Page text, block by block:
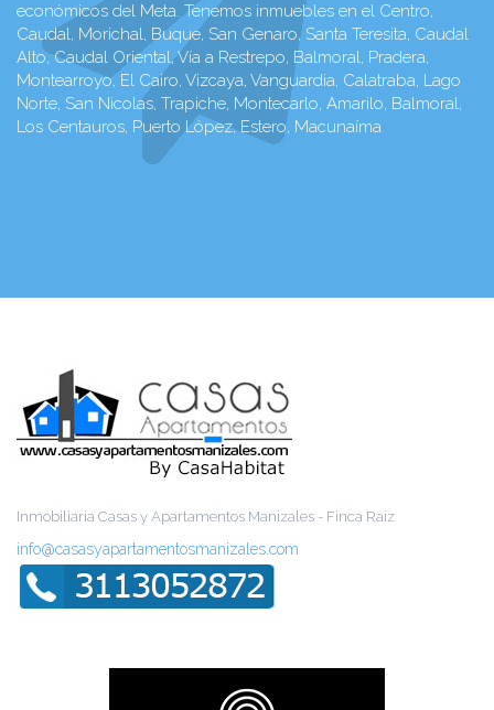
económicos del Meta. Tenemos inmuebles en el Centro,
Caudal, Morichal, Buque, San Genaro, Santa Teresita, Caudal
Alto, Caudal Oriental, Vía a Restrepo, Balmoral, Pradera,
Montearroyo, El Cairo, Vizcaya, Vanguardia, Calatraba, Lago
Norte, San Nicolas, Trapiche, Montecarlo, Amarilo, Balmoral,
Los Centauros, Puerto López, Estero, Macunaíma
Inmobiliaria Casas y Apartamentos Manizales - Finca Raíz
info@casasyapartamentosmanizales.com